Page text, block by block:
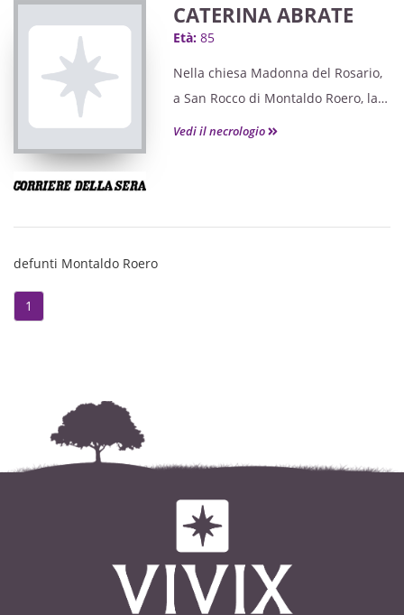
CATERINA ABRATE
Età: 85
Nella chiesa Madonna del Rosario,
a San Rocco di Montaldo Roero, la
comunità le ha dedicato l'ultimo
Vedi il necrologio
defunti Montaldo Roero
1